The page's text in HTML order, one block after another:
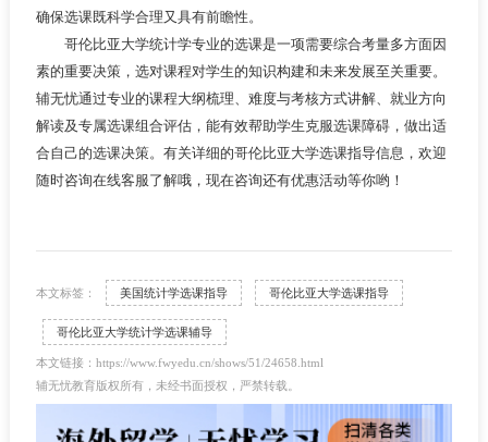
确保选课既科学合理又具有前瞻性。
哥伦比亚大学统计学专业的选课是一项需要综合考量多方面因
素的重要决策，选对课程对学生的知识构建和未来发展至关重要。
辅无忧通过专业的课程大纲梳理、难度与考核方式讲解、就业方向
解读及专属选课组合评估，能有效帮助学生克服选课障碍，做出适
合自己的选课决策。有关详细的哥伦比亚大学选课指导信息，欢迎
随时咨询在线客服了解哦，现在咨询还有优惠活动等你哟！
本文标签： 美国统计学选课指导 哥伦比亚大学选课指导
哥伦比亚大学统计学选课辅导
本文链接：https://www.fwyedu.cn/shows/51/24658.html
辅无忧教育版权所有，未经书面授权，严禁转载。